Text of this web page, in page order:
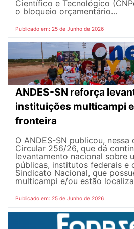
Científico e Tecnológico
o bloqueio orçamentário...
Publicado em: 25 de Junho de 2026
ANDES-SN reforça
instituições multicampi
fronteira
O ANDES-SN publicou,
Circular 256/26, que dá
levantamento nacional sobre
públicas, institutos federais e
Sindicato Nacional, que
multicampi e/ou estão
Publicado em: 25 de Junho de 2026